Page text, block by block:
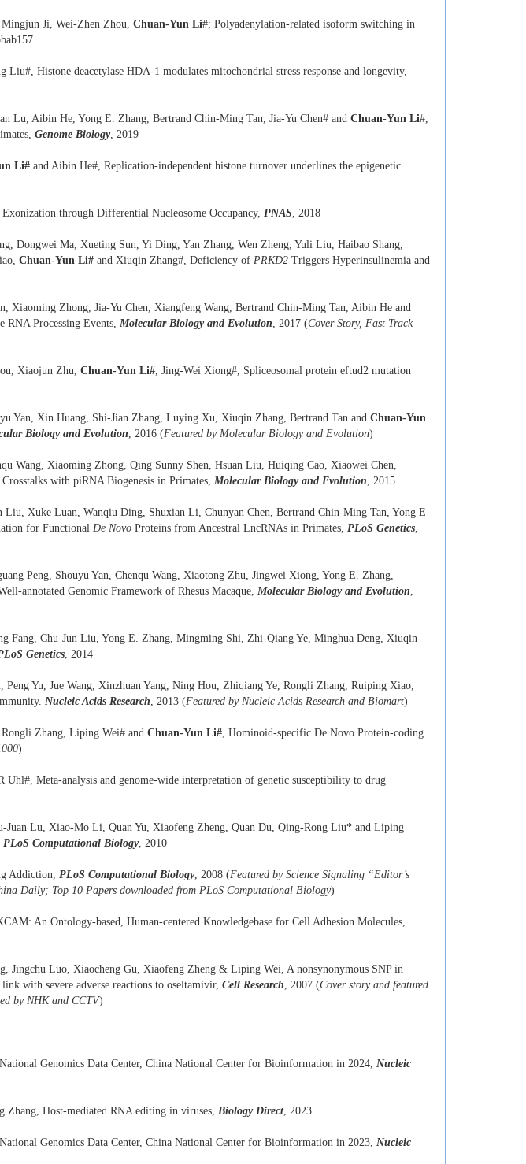
Ji, Wei-Zhen Zhou, Chuan-Yun Li#; Polyadenylation-related isoform switching in
Liu#, Histone deacetylase HDA-1 modulates mitochondrial stress response and longevity,
Lu, Aibin He, Yong E. Zhang, Bertrand Chin-Ming Tan, Jia-Yu Chen# and Chuan-Yun Li#,
Genome Biology, 2019
Li# and Aibin He#, Replication-independent histone turnover underlines the epigenetic
Exonization through Differential Nucleosome Occupancy, PNAS, 2018
Dongwei Ma, Xueting Sun, Yi Ding, Yan Zhang, Wen Zheng, Yuli Liu, Haibao Shang,
Chuan-Yun Li# and Xiuqin Zhang#, Deficiency of PRKD2 Triggers Hyperinsulinemia and
Xiaoming Zhong, Jia-Yu Chen, Xiangfeng Wang, Bertrand Chin-Ming Tan, Aibin He and
Processing Events, Molecular Biology and Evolution, 2017 (Cover Story, Fast Track
Xiaojun Zhu, Chuan-Yun Li#, Jing-Wei Xiong#, Spliceosomal protein eftud2 mutation
Yan, Xin Huang, Shi-Jian Zhang, Luying Xu, Xiuqin Zhang, Bertrand Tan and Chuan-Yun
Biology and Evolution, 2016 (Featured by Molecular Biology and Evolution)
Wang, Xiaoming Zhong, Qing Sunny Shen, Hsuan Liu, Huiqing Cao, Xiaowei Chen,
with piRNA Biogenesis in Primates, Molecular Biology and Evolution, 2015
Xuke Luan, Wanqiu Ding, Shuxian Li, Chunyan Chen, Bertrand Chin-Ming Tan, Yong E
for Functional De Novo Proteins from Ancestral LncRNAs in Primates, PLoS Genetics,
Peng, Shouyu Yan, Chenqu Wang, Xiaotong Zhu, Jingwei Xiong, Yong E. Zhang,
annotated Genomic Framework of Rhesus Macaque, Molecular Biology and Evolution,
Fang, Chu-Jun Liu, Yong E. Zhang, Mingming Shi, Zhi-Qiang Ye, Minghua Deng, Xiuqin
Genetics, 2014
Yu, Jue Wang, Xinzhuan Yang, Ning Hou, Zhiqiang Ye, Rongli Zhang, Ruiping Xiao,
Nucleic Acids Research, 2013 (Featured by Nucleic Acids Research and Biomart)
Zhang, Liping Wei# and Chuan-Yun Li#, Hominoid-specific De Novo Protein-coding
)
Meta-analysis and genome-wide interpretation of genetic susceptibility to drug
Juan Lu, Xiao-Mo Li, Quan Yu, Xiaofeng Zheng, Quan Du, Qing-Rong Liu* and Liping
PLoS Computational Biology, 2010
Addiction, PLoS Computational Biology, 2008 (Featured by Science Signaling “Editor’s
Daily; Top 10 Papers downloaded from PLoS Computational Biology)
An Ontology-based, Human-centered Knowledgebase for Cell Adhesion Molecules,
Jingchu Luo, Xiaocheng Gu, Xiaofeng Zheng & Liping Wei, A nonsynonymous SNP in
with severe adverse reactions to oseltamivir, Cell Research, 2007 (Cover story and featured
by NHK and CCTV)
Genomics Data Center, China National Center for Bioinformation in 2024, Nucleic
Zhang, Host-mediated RNA editing in viruses, Biology Direct, 2023
Genomics Data Center, China National Center for Bioinformation in 2023, Nucleic